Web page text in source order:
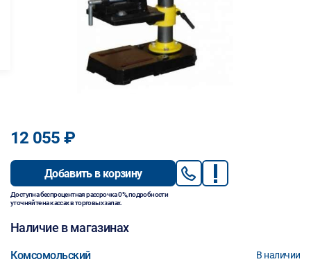
12 055 ₽
Добавить в корзину
Доступна беспроцентная рассрочка 0%, подробности
уточняйте на кассах в торговых залах.
Наличие в магазинах
Комсомольский В наличии